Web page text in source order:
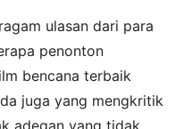
ulasan dari para
penonton
bencana terbaik
juga yang mengkritik
adegan yang tidak